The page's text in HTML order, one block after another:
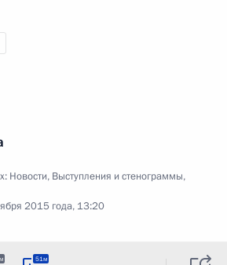
Новости, Выступления и стенограммы,
2015 года, 13:20
51м